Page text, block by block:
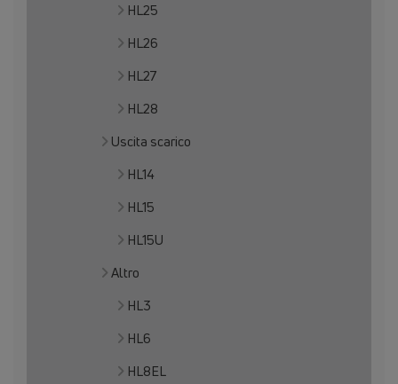
HL25
HL26
HL27
HL28
Uscita scarico
HL14
HL15
HL15U
Altro
HL3
HL6
HL8EL